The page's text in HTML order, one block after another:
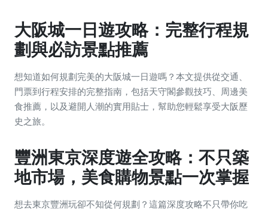
大阪城一日遊攻略：完整行程規
劃與必訪景點推薦
想知道如何規劃完美的大阪城一日遊嗎？本文提供從交通、
門票到行程安排的完整指南，包括天守閣參觀技巧、周邊美
食推薦，以及避開人潮的實用貼士，幫助您輕鬆享受大阪歷
史之旅。
豐洲東京深度遊全攻略：不只築
地市場，美食購物景點一次掌握
想去東京豐洲玩卻不知從何規劃？這篇深度攻略不只帶你吃